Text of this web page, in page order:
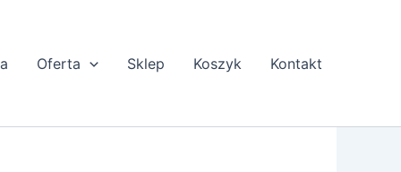
Oferta Sklep Koszyk Kontakt